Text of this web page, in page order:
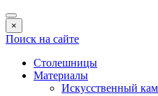
×
Поиск на сайте
Столешницы
Материалы
Искусственный